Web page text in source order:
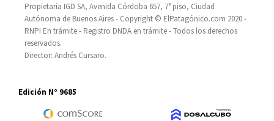
Propietaria IGD SA, Avenida Córdoba 657, 7° piso, Ciudad
Autónoma de Buenos Aires - Copyright © ElPatagónico.com 2020 -
RNPI En trámite - Registro DNDA en trámite - Todos los derechos
reservados.
Director: Andrés Cursaro.
Edición N° 9685